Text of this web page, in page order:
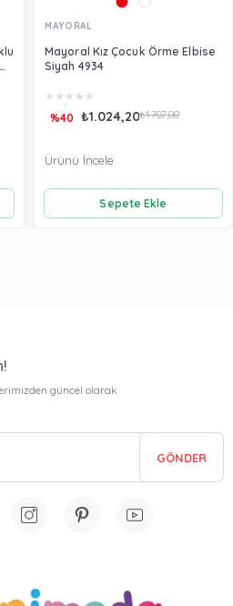
MAYORAL
Mayoral Kız Çocuk Örme Elbise
Siyah 4934
★ ★ ★ ★ ★
₺1.024,20₺1.707,00
%40
Sepete Ekle
Ürünü İncele
güncel olarak
GÖNDER